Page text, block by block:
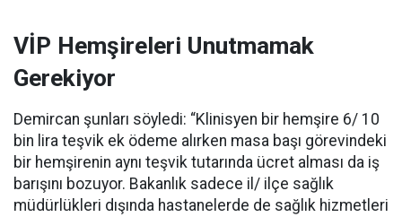
VİP Hemşireleri Unutmamak
Gerekiyor
Demircan şunları söyledi: “Klinisyen bir hemşire 6/ 10
bin lira teşvik ek ödeme alırken masa başı görevindeki
bir hemşirenin aynı teşvik tutarında ücret alması da iş
barışını bozuyor. Bakanlık sadece il/ ilçe sağlık
müdürlükleri dışında hastanelerde de sağlık hizmetleri